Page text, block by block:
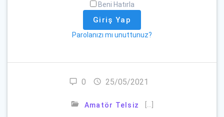
Beni Hatırla
Parolanızı mı unuttunuz?
0 25/05/2021
Amatör Telsiz